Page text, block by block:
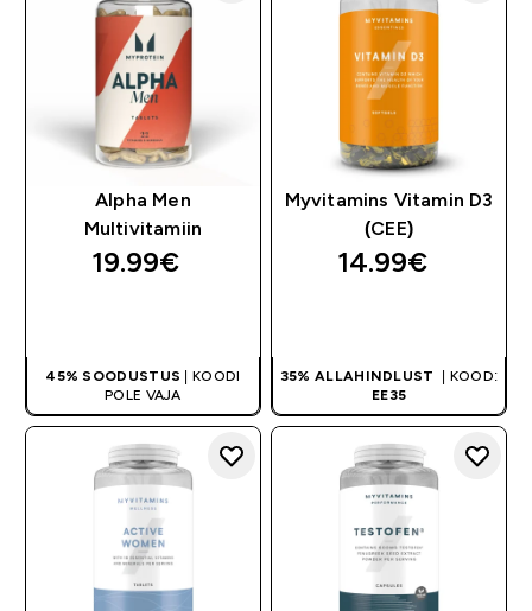
Alpha Men
Multivitamiin
19.99€‎
45% SOODUSTUS | KOODI
POLE VAJA
Myvitamins Vitamin D3
(CEE)
14.99€‎
35% ALLAHINDLUST
| KOOD:
EE35